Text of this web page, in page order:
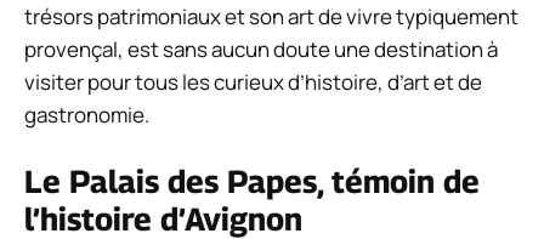
trésors patrimoniaux et son art de vivre typiquement
provençal, est sans aucun doute une destination à
visiter pour tous les curieux d’histoire, d’art et de
gastronomie.
Le Palais des Papes, témoin de
l’histoire d’Avignon